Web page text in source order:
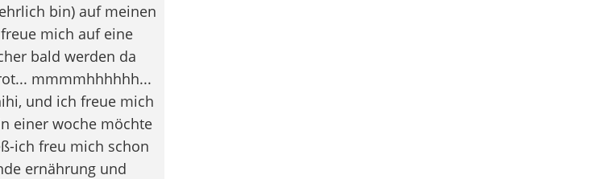
bin) auf meinen
mich auf eine
bald werden da
mmmmhhhhhh...
und ich freue mich
einer woche möchte
ich freu mich schon
ernährung und